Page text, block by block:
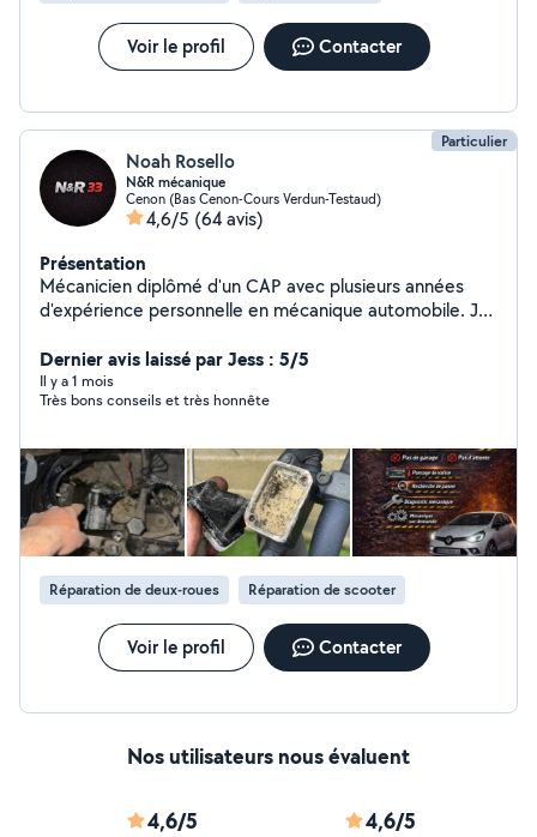
Voir le profil Contacter
Particulier
Noah Rosello
N&R mécanique
Cenon (Bas Cenon-Cours Verdun-Testaud)
4,6/5 (64 avis)
Présentation
Mécanicien diplômé d'un CAP avec plusieurs années
d'expérience personnelle en mécanique automobile. Je
sérieux et transparence. N'hésitez pas à me contacter
pour échanger sur vos besoins.
Dernier avis laissé par Jess : 5/5
Il y a 1 mois
Très bons conseils et très honnête
Réparation de deux-roues Réparation de scooter
Voir le profil Contacter
Nos utilisateurs nous évaluent
4,6/5 4,6/5